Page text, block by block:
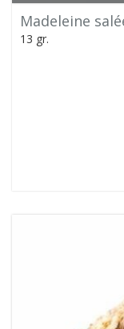
Madeleine
13 gr.